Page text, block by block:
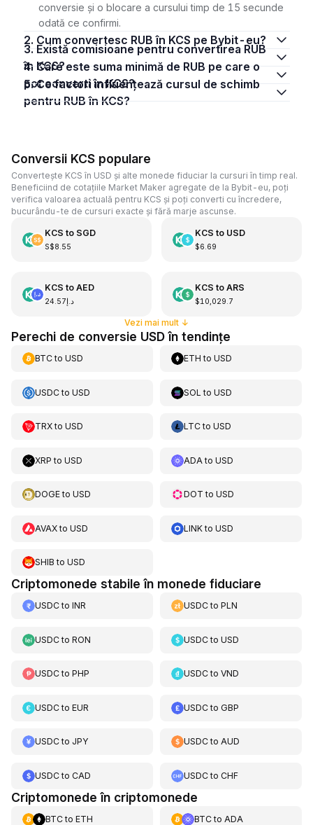
conversie și o blocare a cursului timp de 15 secunde
odată ce confirmi.
2. Cum convertesc RUB în KCS pe Bybit-eu?
3. Există comisioane pentru convertirea RUB
în KCS?
4. Care este suma minimă de RUB pe care o
pot converti în KCS?
5. Ce factori influențează cursul de schimb
pentru RUB în KCS?
Conversii KCS populare
Convertește KCS în USD și alte monede fiduciar la cursuri în timp real.
Beneficiind de cotațiile Market Maker agregate de la Bybit-eu, poți
verifica valoarea actuală pentru KCS și poți converti cu încredere,
bucurându-te de cursuri exacte și fără marje ascunse.
KCS to SGD
S$8.55
KCS to USD
$6.69
KCS to AED
د.إ24.57
KCS to ARS
$10,029.7
Vezi mai mult↓
Perechi de conversie USD în tendințe
BTCto USD ETH toUSD
USDCto USD SOL toUSD
TRXto USD LTCtoUSD
XRP to USD ADA toUSD
DOGEto USD DOT toUSD
AVAXto USD LINKtoUSD
SHIB to USD
Criptomonede stabile în monede fiduciare
USDCto INR USDCtoPLN
USDCto RON USDCtoUSD
USDCto PHP USDCtoVND
USDCto EUR USDCtoGBP
USDCto JPY USDCtoAUD
USDCto CAD USDCtoCHF
Criptomonede în criptomonede
BTCto ETH BTCto ADA